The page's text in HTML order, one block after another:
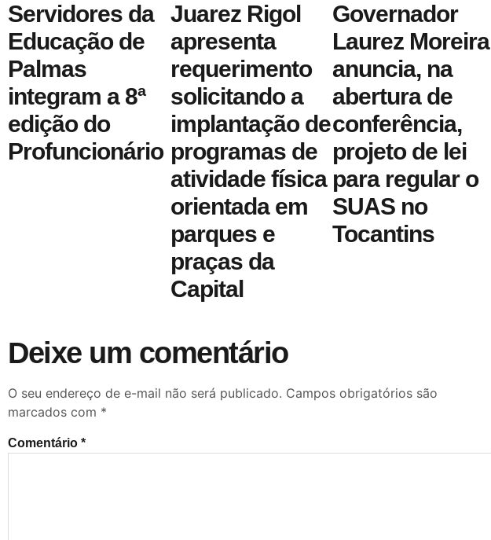
Servidores da
Educação de
Palmas
integram a 8ª
edição do
Profuncionário
Juarez Rigol
apresenta
requerimento
solicitando a
implantação de
programas de
atividade física
orientada em
parques e
praças da
Capital
Governador
Laurez Moreira
anuncia, na
abertura de
conferência,
projeto de lei
para regular o
SUAS no
Tocantins
Deixe um comentário
O seu endereço de e-mail não será publicado. Campos obrigatórios são
marcados com *
Comentário *